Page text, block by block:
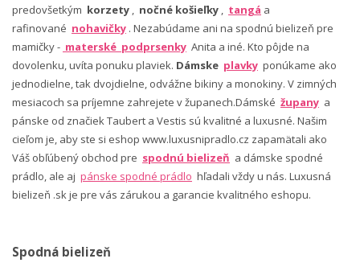
predovšetkým korzety , nočné košieľky , tangá a
rafinované nohavičky . Nezabúdame ani na spodnú bielizeň pre
mamičky - materské podprsenky Anita a iné. Kto pôjde na
dovolenku, uvíta ponuku plaviek. Dámske plavky ponúkame ako
jednodielne, tak dvojdielne, odvážne bikiny a monokiny. V zimných
mesiacoch sa príjemne zahrejete v županech.Dámské župany a
pánske od značiek Taubert a Vestis sú kvalitné a luxusné. Našim
cieľom je, aby ste si eshop www.luxusnipradlo.cz zapamätali ako
Váš obľúbený obchod pre spodnú bielizeň a dámske spodné
prádlo, ale aj pánske spodné prádlo hľadali vždy u nás. Luxusná
bielizeň .sk je pre vás zárukou a garancie kvalitného eshopu.
Spodná bielizeň